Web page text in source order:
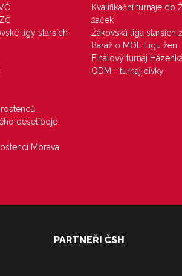
ligy starších
desetiboje
Morava
Kvalifikační turnaje do
žaček
Žákovská liga starších
Baráž o MOL Ligu žen
Finálový turnaj
ODM - turnaj dívky
PARTNEŘI ČSH